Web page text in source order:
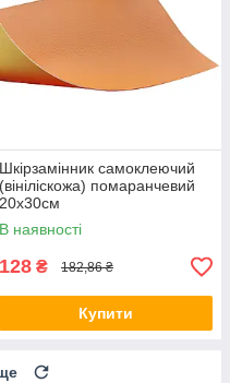
Шкірзамінник самоклеючий
(вініліскожа) помаранчевий
20х30см
В наявності
128 ₴ 182,86 ₴
Купити